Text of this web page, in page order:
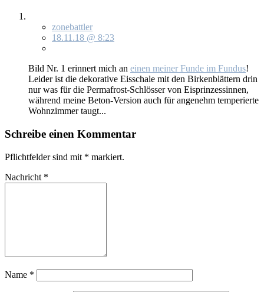
zonebattler
18.11.18 @ 8:23
Bild Nr. 1 er­in­nert mich an ei­nen mei­ner Fun­de im Fun­dus!
Lei­der ist die de­ko­ra­ti­ve Eis­scha­le mit den Bir­ken­blät­tern drin
nur was für die Per­ma­frost-Schlös­ser von Eis­prin­zes­sin­nen,
wäh­rend mei­ne Be­ton-Ver­si­on auch für an­ge­nehm tem­pe­rier­te
Wohn­zim­mer taugt...
Schreibe einen Kommentar
Pflichtfelder sind mit * markiert.
Nachricht *
Name *